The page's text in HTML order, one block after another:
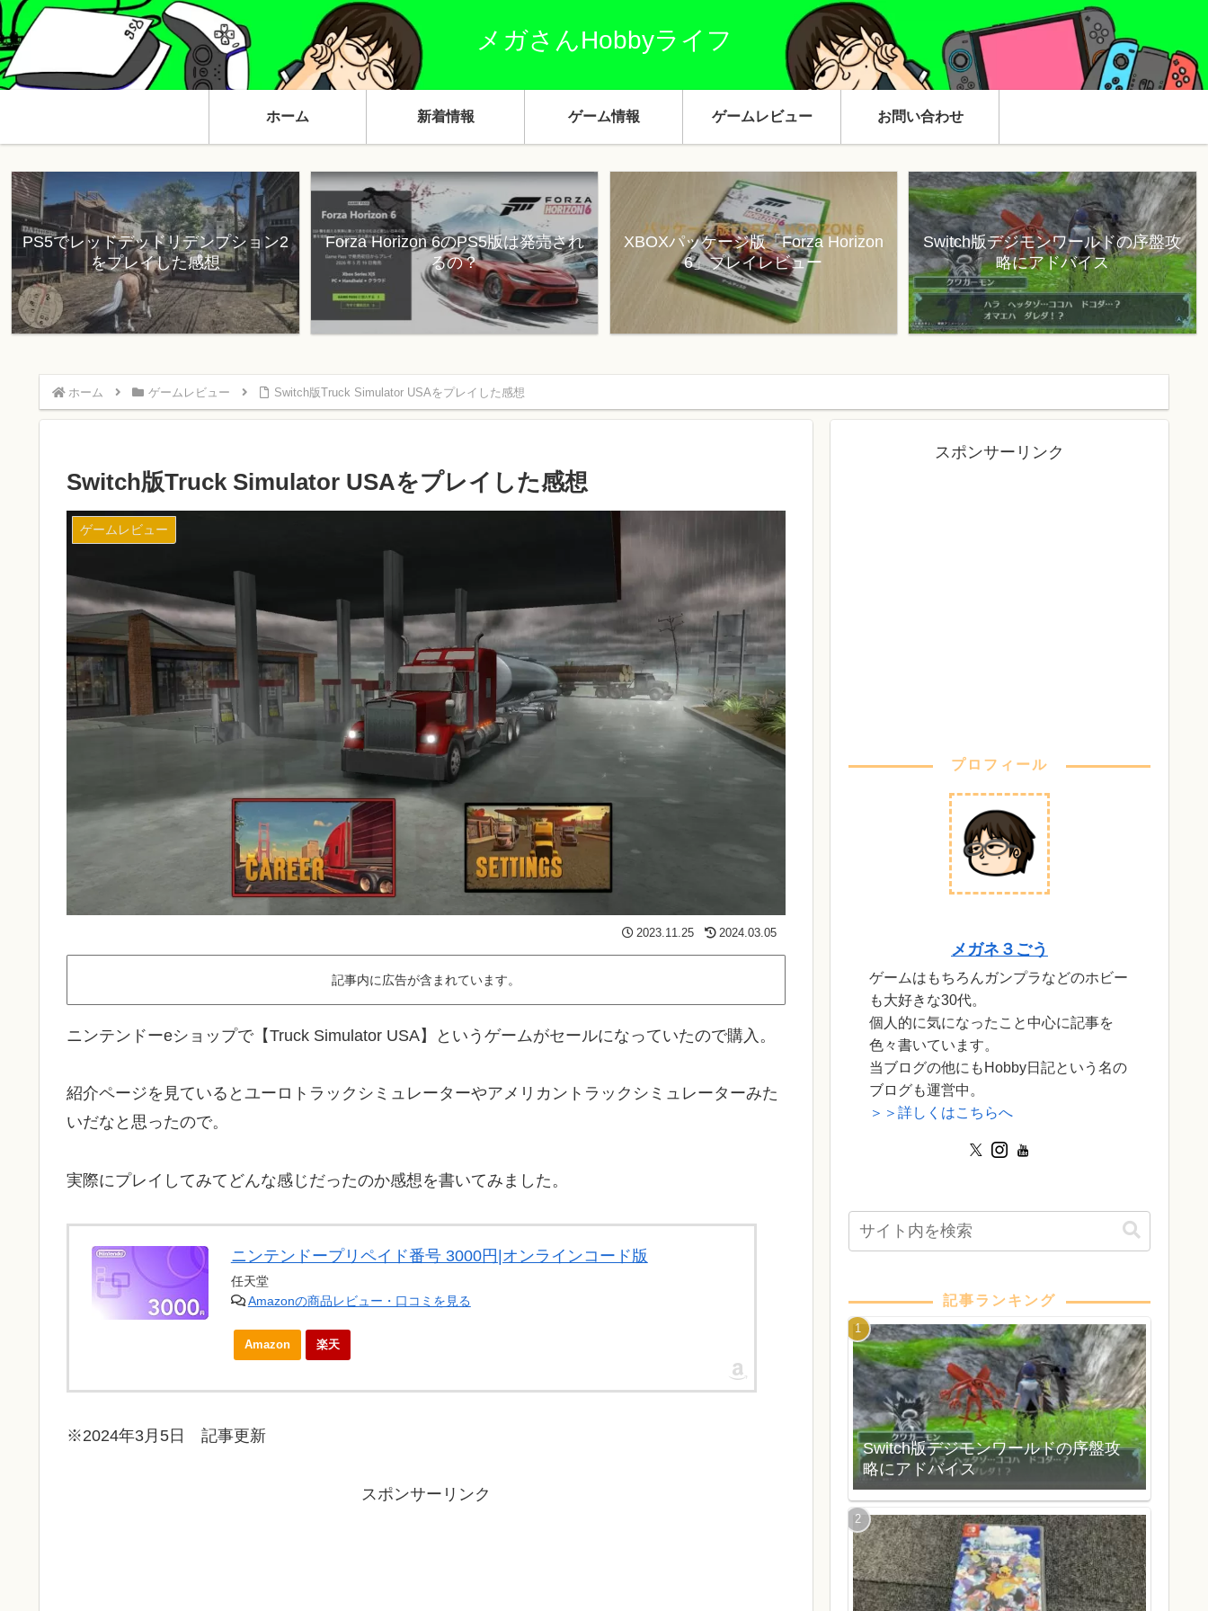
メガさんHobbyライフ
ホーム 新着情報 ゲーム情報 ゲームレビュー お問い合わせ
PS5でレッドデッドリデンプション2
をプレイした感想
Forza Horizon 6のPS5版は発売され
るの？
XBOXパッケージ版「Forza Horizon
6」プレイレビュー
Switch版デジモンワールドの序盤攻
略にアドバイス
ホーム ゲームレビュー Switch版Truck Simulator USAをプレイした感想
Switch版Truck Simulator USAをプレイした感想
ゲームレビュー
2023.11.25 2024.03.05
記事内に広告が含まれています。
ニンテンドーeショップで【Truck Simulator USA】というゲームがセールになっていたので購入。
紹介ページを見ているとユーロトラックシミュレーターやアメリカントラックシミュレーターみた
いだなと思ったので。
実際にプレイしてみてどんな感じだったのか感想を書いてみました。
ニンテンドープリペイド番号 3000円|オンラインコード版
任天堂
Amazonの商品レビュー・口コミを見る
Amazon 楽天
※2024年3月5日 記事更新
スポンサーリンク
スポンサーリンク
プロフィール
メガネ３ごう
ゲームはもちろんガンプラなどのホビー
も大好きな30代。
個人的に気になったこと中心に記事を
色々書いています。
当ブログの他にもHobby日記という名の
ブログも運営中。
＞＞詳しくはこちらへ
記事ランキング
Switch版デジモンワールドの序盤攻
略にアドバイス